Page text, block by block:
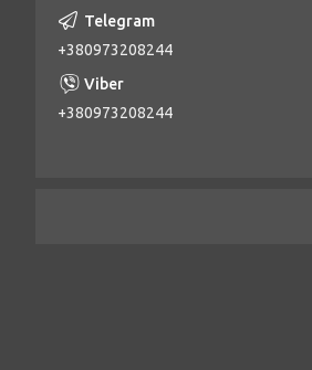
+380973208244
+380973208244